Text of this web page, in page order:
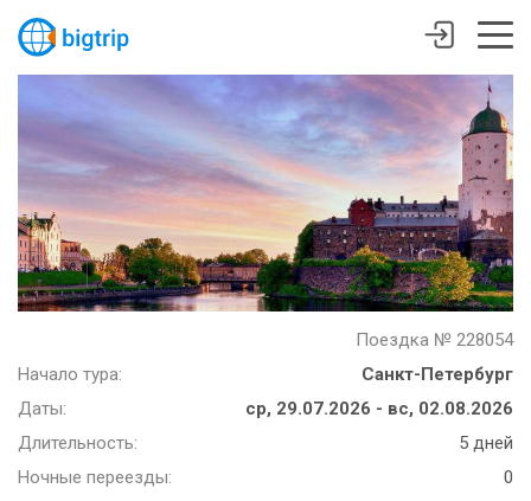
Поездка № 228054
Начало тура:
Санкт-Петербург
Даты:
ср, 29.07.2026 - вс, 02.08.2026
Длительность:
5 дней
Ночные переезды:
0